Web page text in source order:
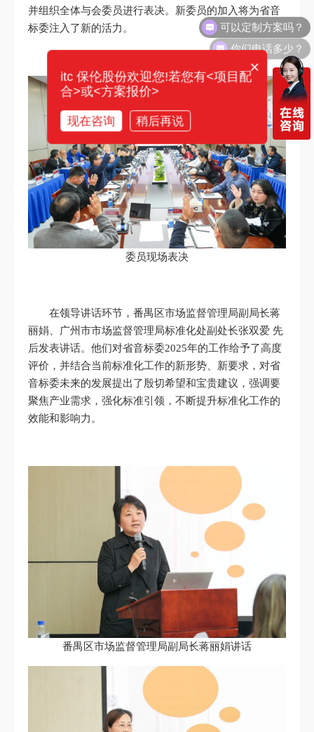
并组织全体与会委员进行表决。新委员的加入将为省音
标委注入了新的活力。
委员现场表决
在领导讲话环节，番禺区市场监督管理局副局长蒋
丽娟、广州市市场监督管理局标准化处副处长张双爱 先
后发表讲话。他们对省音标委2025年的工作给予了高度
评价，并结合当前标准化工作的新形势、新要求，对省
音标委未来的发展提出了殷切希望和宝贵建议，强调要
聚焦产业需求，强化标准引领，不断提升标准化工作的
效能和影响力。
番禺区市场监督管理局副局长蒋丽娟讲话
你们电话多少？
×
itc 保伦股份欢迎您!若您有<项目配
合>或<方案报价>
现在咨询 稍后再说